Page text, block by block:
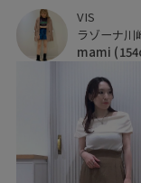
VIS
ラゾーナ川
mami